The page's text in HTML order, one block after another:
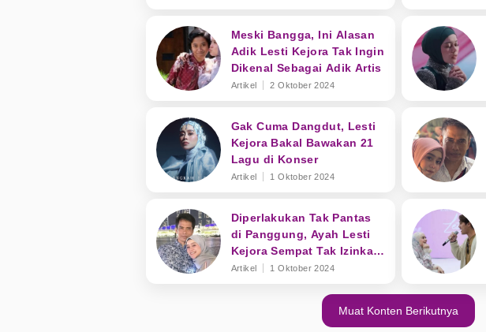
Meski Bangga, Ini Alasan
Adik Lesti Kejora Tak Ingin
Dikenal Sebagai Adik Artis
Artikel 2 Oktober 2024
Gak Cuma Dangdut, Lesti
Kejora Bakal Bawakan 21
Lagu di Konser
Artikel 1 Oktober 2024
Diperlakukan Tak Pantas
di Panggung, Ayah Lesti
Kejora Sempat Tak Izinkan
Nyanyi Lagi
Artikel 1 Oktober 2024
Muat Konten Berikutnya